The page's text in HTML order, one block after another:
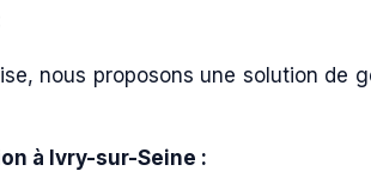
nous proposons une solution de
à Ivry-sur-Seine :